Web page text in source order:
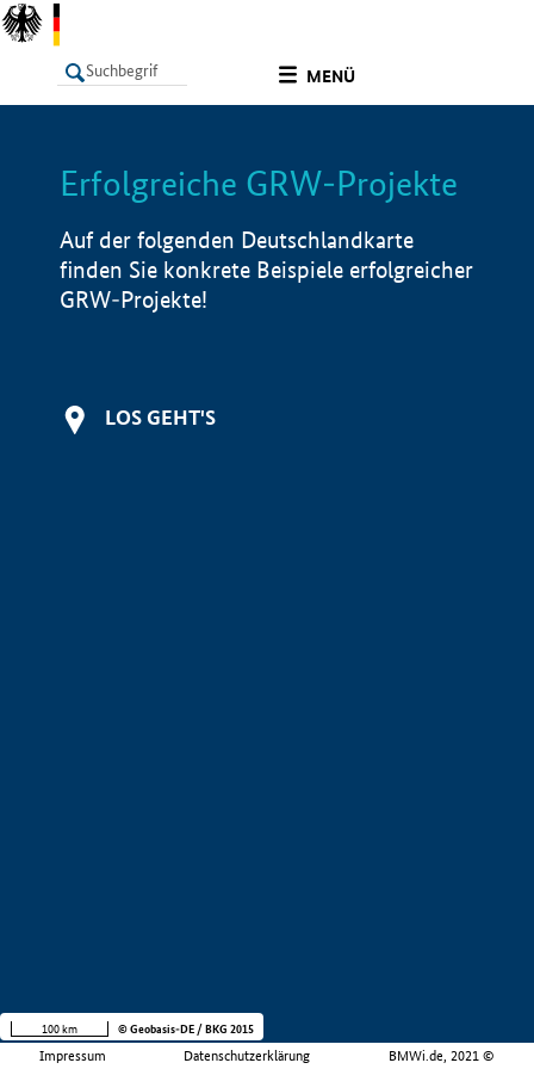
MENÜ
LISTE Info
Erfolgreiche GRW-Projekte
Auf der folgenden Deutschlandkarte
finden Sie konkrete Beispiele erfolgreicher
GRW-Projekte!
LOS GEHT'S
Impressum Datenschutzerklärung BMWi.de, 2021 ©
100 km © Geobasis-DE / BKG 2015